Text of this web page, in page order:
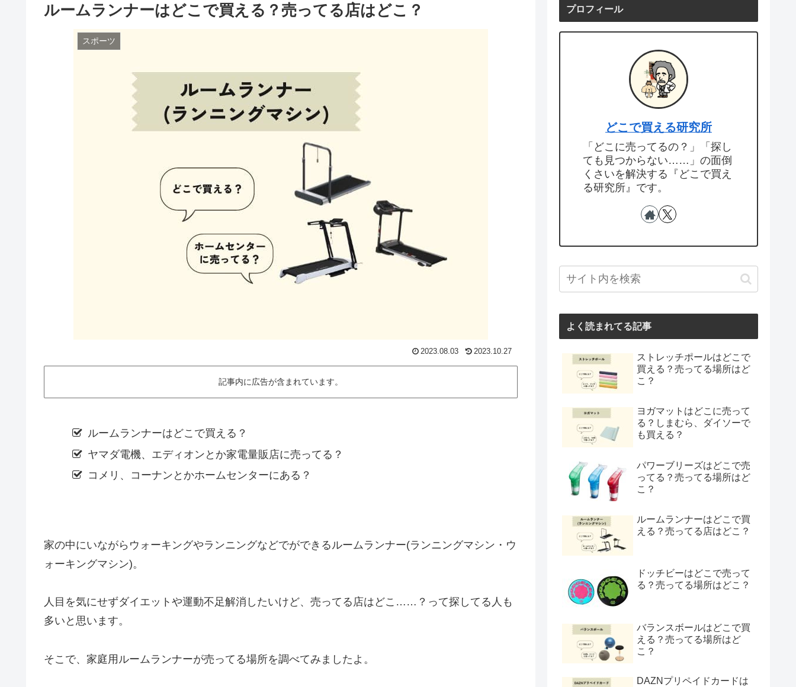
ルームランナーはどこで買える？売ってる店はどこ？
スポーツ
2023.08.03 2023.10.27
記事内に広告が含まれています。
ルームランナーはどこで買える？
ヤマダ電機、エディオンとか家電量販店に売ってる？
コメリ、コーナンとかホームセンターにある？
家の中にいながらウォーキングやランニングなどでができるルームランナー(ランニングマシン・ウ
ォーキングマシン)。
人目を気にせずダイエットや運動不足解消したいけど、売ってる店はどこ……？って探してる人も
多いと思います。
そこで、家庭用ルームランナーが売ってる場所を調べてみましたよ。
プロフィール
どこで買える研究所
「どこに売ってるの？」「探し
ても見つからない……」の面倒
くさいを解決する『どこで買え
る研究所』です。
よく読まれてる記事
ストレッチポールはどこで
買える？売ってる場所はど
こ？
ヨガマットはどこに売って
る？しまむら、ダイソーで
も買える？
パワーブリーズはどこで売
ってる？売ってる場所はど
こ？
ルームランナーはどこで買
える？売ってる店はどこ？
ドッチビーはどこで売って
る？売ってる場所はどこ？
バランスボールはどこで買
える？売ってる場所はど
こ？
DAZNプリペイドカードは